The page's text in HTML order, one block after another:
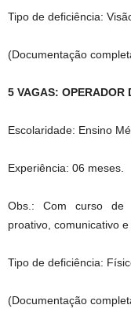
Tipo de deficiência:
(Documentação
5 VAGAS: OPERADOR
Escolaridade: Ensino
Experiência: 06 meses.
Obs.: Com curso de
proativo, comunicativo
Tipo de deficiência:
(Documentação